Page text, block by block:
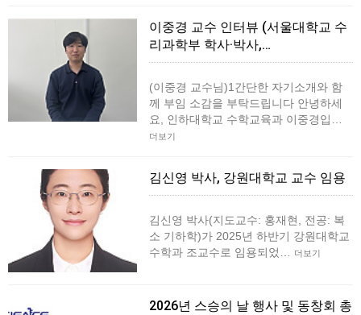
이중경 교수 인터뷰 (서울대학교 수
리과학부 학사·박사,…
(이중경 교수님)1간단한 자기소개와 함
께 부임 소감을 부탁드립니다 안녕하세
요, 인하대학교 수학교육과 이중경입…
더보기
김신영 박사, 강원대학교 교수 임용
김신영 박사(지도교수: 홍재현, 전공: 복
소 기하학)가 2025년 하반기 강원대학교
수학과 조교수로 임용되었… 더보기
2026년 스승의 날 행사 및 동창회 총